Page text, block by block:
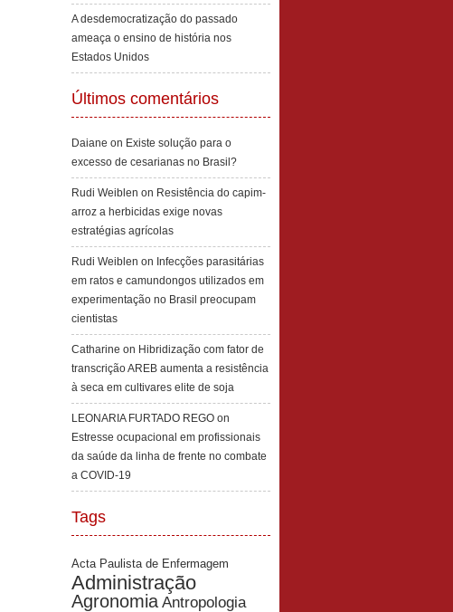
A desdemocratização do passado
ameaça o ensino de história nos
Estados Unidos
Últimos comentários
Daiane on Existe solução para o
excesso de cesarianas no Brasil?
Rudi Weiblen on Resistência do capim-
arroz a herbicidas exige novas
estratégias agrícolas
Rudi Weiblen on Infecções parasitárias
em ratos e camundongos utilizados em
experimentação no Brasil preocupam
cientistas
Catharine on Hibridização com fator de
transcrição AREB aumenta a resistência
à seca em cultivares elite de soja
LEONARIA FURTADO REGO on
Estresse ocupacional em profissionais
da saúde da linha de frente no combate
a COVID-19
Tags
Acta Paulista de Enfermagem
Administração
Agronomia Antropologia